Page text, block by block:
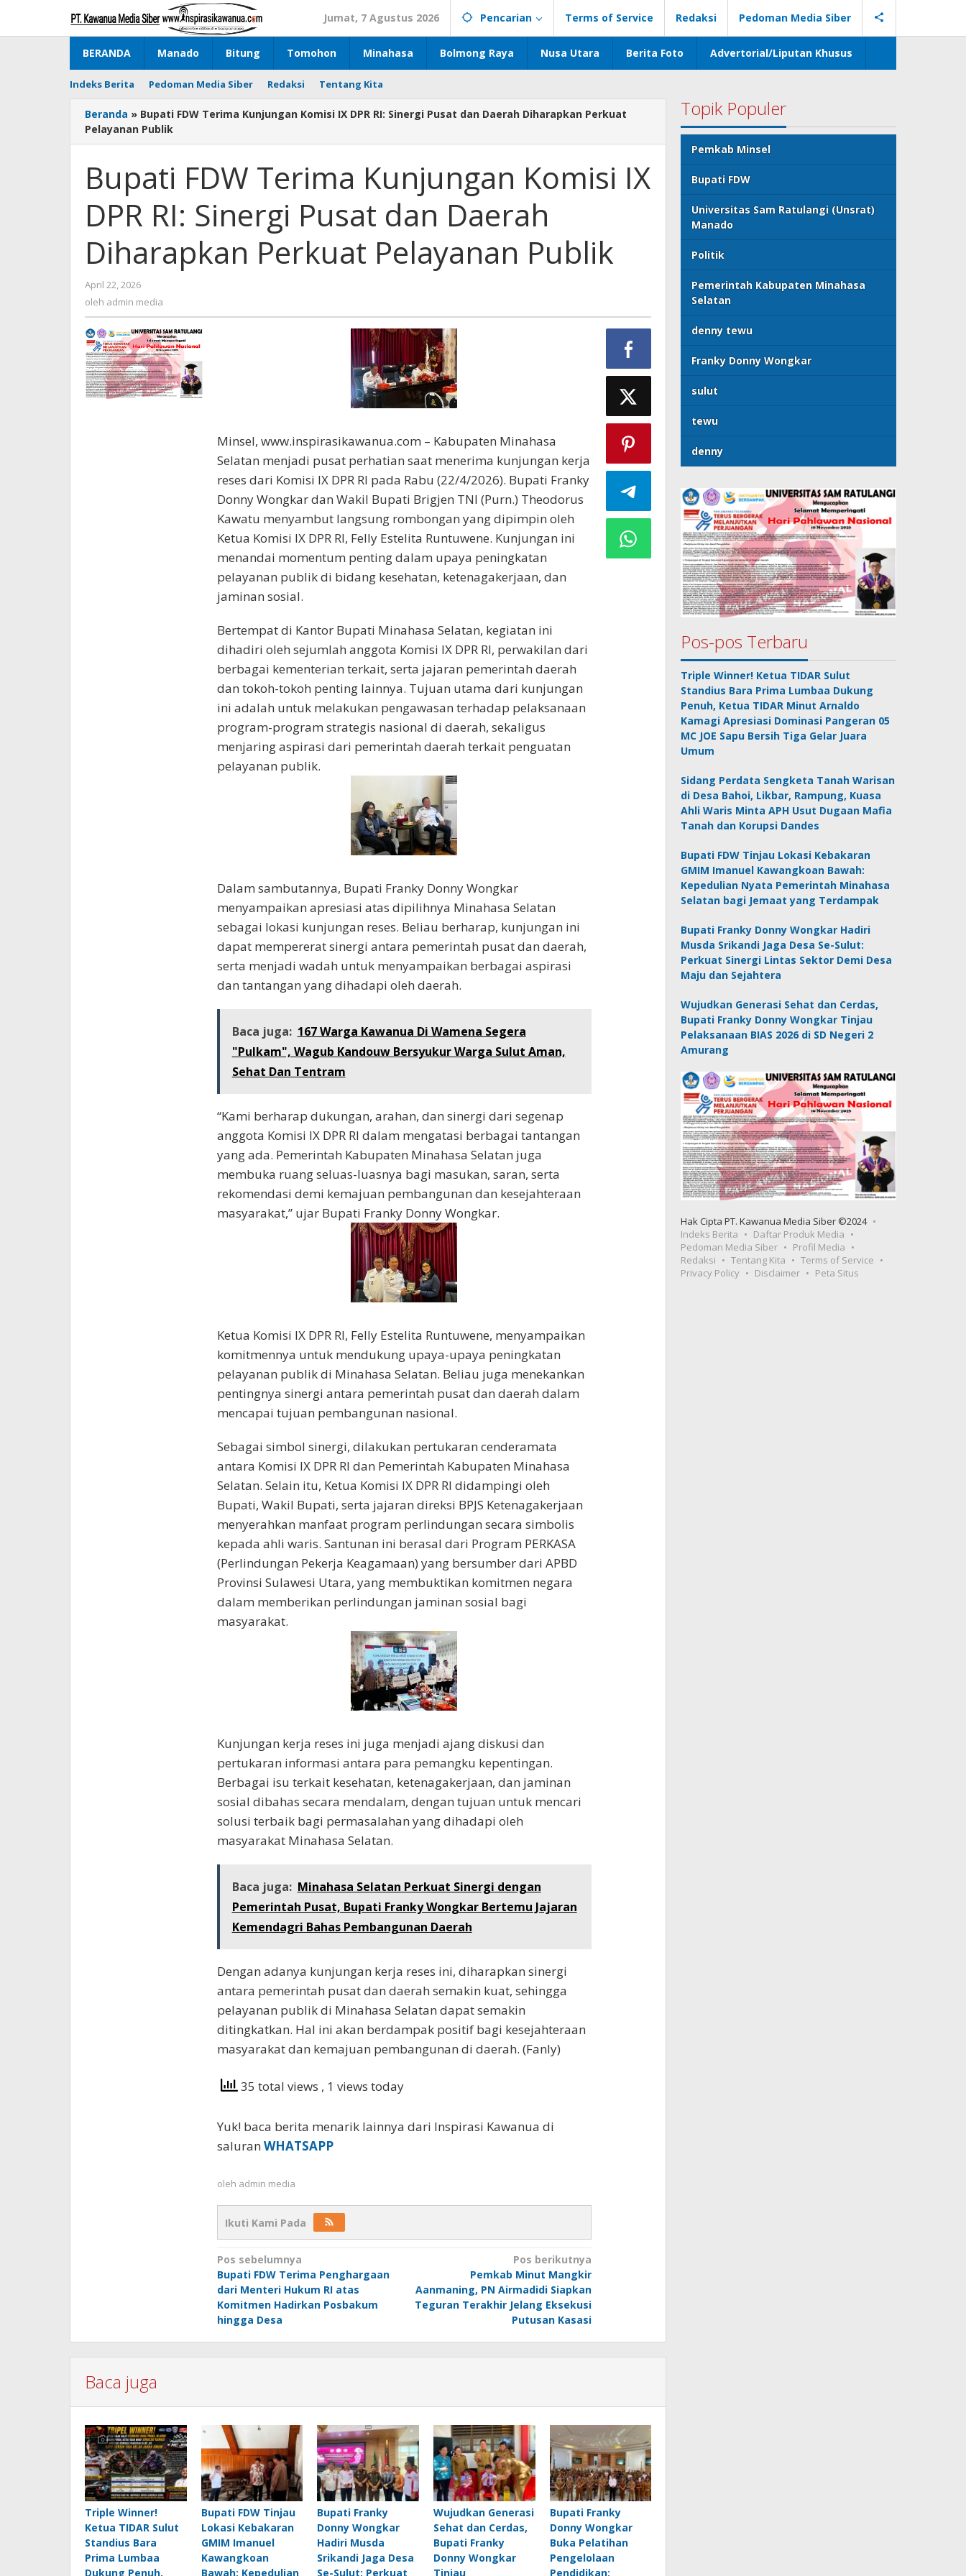
konten
Jumat, 7 Agustus 2026 Pencarian Terms of Service Redaksi Pedoman Media Siber
BERANDA Manado Bitung Tomohon Minahasa Bolmong Raya Nusa Utara Berita Foto Advertorial/Liputan Khusus
Indeks Berita Pedoman Media Siber Redaksi Tentang Kita
Beranda » Bupati FDW Terima Kunjungan Komisi IX DPR RI: Sinergi Pusat dan Daerah Diharapkan Perkuat
Pelayanan Publik
Bupati FDW Terima Kunjungan Komisi IX
DPR RI: Sinergi Pusat dan Daerah
Diharapkan Perkuat Pelayanan Publik
April 22, 2026
admin
oleh admin media
Minsel, www.inspirasikawanua.com – Kabupaten Minahasa
Selatan menjadi pusat perhatian saat menerima kunjungan kerja
reses dari Komisi IX DPR RI pada Rabu (22/4/2026). Bupati Franky
Donny Wongkar dan Wakil Bupati Brigjen TNI (Purn.) Theodorus
Kawatu menyambut langsung rombongan yang dipimpin oleh
Ketua Komisi IX DPR RI, Felly Estelita Runtuwene. Kunjungan ini
menandai momentum penting dalam upaya peningkatan
pelayanan publik di bidang kesehatan, ketenagakerjaan, dan
jaminan sosial.
Bertempat di Kantor Bupati Minahasa Selatan, kegiatan ini
dihadiri oleh sejumlah anggota Komisi IX DPR RI, perwakilan dari
berbagai kementerian terkait, serta jajaran pemerintah daerah
dan tokoh-tokoh penting lainnya. Tujuan utama dari kunjungan
ini adalah untuk melakukan pengawasan terhadap pelaksanaan
program-program strategis nasional di daerah, sekaligus
menjaring aspirasi dari pemerintah daerah terkait penguatan
pelayanan publik.
Dalam sambutannya, Bupati Franky Donny Wongkar
menyampaikan apresiasi atas dipilihnya Minahasa Selatan
sebagai lokasi kunjungan reses. Beliau berharap, kunjungan ini
dapat mempererat sinergi antara pemerintah pusat dan daerah,
serta menjadi wadah untuk menyampaikan berbagai aspirasi
dan tantangan yang dihadapi oleh daerah.
Baca juga: 167 Warga Kawanua Di Wamena Segera
"Pulkam", Wagub Kandouw Bersyukur Warga Sulut Aman,
Sehat Dan Tentram
“Kami berharap dukungan, arahan, dan sinergi dari segenap
anggota Komisi IX DPR RI dalam mengatasi berbagai tantangan
yang ada. Pemerintah Kabupaten Minahasa Selatan juga
membuka ruang seluas-luasnya bagi masukan, saran, serta
rekomendasi demi kemajuan pembangunan dan kesejahteraan
masyarakat,” ujar Bupati Franky Donny Wongkar.
Ketua Komisi IX DPR RI, Felly Estelita Runtuwene, menyampaikan
komitmennya untuk mendukung upaya-upaya peningkatan
pelayanan publik di Minahasa Selatan. Beliau juga menekankan
pentingnya sinergi antara pemerintah pusat dan daerah dalam
mencapai tujuan pembangunan nasional.
Sebagai simbol sinergi, dilakukan pertukaran cenderamata
antara Komisi IX DPR RI dan Pemerintah Kabupaten Minahasa
Selatan. Selain itu, Ketua Komisi IX DPR RI didampingi oleh
Bupati, Wakil Bupati, serta jajaran direksi BPJS Ketenagakerjaan
menyerahkan manfaat program perlindungan secara simbolis
kepada ahli waris. Santunan ini berasal dari Program PERKASA
(Perlindungan Pekerja Keagamaan) yang bersumber dari APBD
Provinsi Sulawesi Utara, yang membuktikan komitmen negara
dalam memberikan perlindungan jaminan sosial bagi
masyarakat.
Kunjungan kerja reses ini juga menjadi ajang diskusi dan
pertukaran informasi antara para pemangku kepentingan.
Berbagai isu terkait kesehatan, ketenagakerjaan, dan jaminan
sosial dibahas secara mendalam, dengan tujuan untuk mencari
solusi terbaik bagi permasalahan yang dihadapi oleh
masyarakat Minahasa Selatan.
Baca juga: Minahasa Selatan Perkuat Sinergi dengan
Pemerintah Pusat, Bupati Franky Wongkar Bertemu Jajaran
Kemendagri Bahas Pembangunan Daerah
Dengan adanya kunjungan kerja reses ini, diharapkan sinergi
antara pemerintah pusat dan daerah semakin kuat, sehingga
pelayanan publik di Minahasa Selatan dapat semakin
ditingkatkan. Hal ini akan berdampak positif bagi kesejahteraan
masyarakat dan kemajuan pembangunan di daerah. (Fanly)
35 total views , 1 views today
Yuk! baca berita menarik lainnya dari Inspirasi Kawanua di
saluran WHATSAPP
oleh admin media
Ikuti Kami Pada
Navigasi
pos
Pos sebelumnya
Bupati FDW Terima Penghargaan
dari Menteri Hukum RI atas
Komitmen Hadirkan Posbakum
hingga Desa
Pos berikutnya
Pemkab Minut Mangkir
Aanmaning, PN Airmadidi Siapkan
Teguran Terakhir Jelang Eksekusi
Putusan Kasasi
Baca juga
Triple Winner!
Ketua TIDAR Sulut
Standius Bara
Prima Lumbaa
Dukung Penuh,
Bupati FDW Tinjau
Lokasi Kebakaran
GMIM Imanuel
Kawangkoan
Bawah: Kepedulian
Bupati Franky
Donny Wongkar
Hadiri Musda
Srikandi Jaga Desa
Se-Sulut: Perkuat
Wujudkan Generasi
Sehat dan Cerdas,
Bupati Franky
Donny Wongkar
Tinjau
Bupati Franky
Donny Wongkar
Buka Pelatihan
Pengelolaan
Pendidikan:
Topik Populer
Pemkab Minsel
Bupati FDW
Universitas Sam Ratulangi (Unsrat)
Manado
Politik
Pemerintah Kabupaten Minahasa
Selatan
denny tewu
Franky Donny Wongkar
sulut
tewu
denny
Pos-pos Terbaru
Triple Winner! Ketua TIDAR Sulut
Standius Bara Prima Lumbaa Dukung
Penuh, Ketua TIDAR Minut Arnaldo
Kamagi Apresiasi Dominasi Pangeran 05
MC JOE Sapu Bersih Tiga Gelar Juara
Umum
Sidang Perdata Sengketa Tanah Warisan
di Desa Bahoi, Likbar, Rampung, Kuasa
Ahli Waris Minta APH Usut Dugaan Mafia
Tanah dan Korupsi Dandes
Bupati FDW Tinjau Lokasi Kebakaran
GMIM Imanuel Kawangkoan Bawah:
Kepedulian Nyata Pemerintah Minahasa
Selatan bagi Jemaat yang Terdampak
Bupati Franky Donny Wongkar Hadiri
Musda Srikandi Jaga Desa Se-Sulut:
Perkuat Sinergi Lintas Sektor Demi Desa
Maju dan Sejahtera
Wujudkan Generasi Sehat dan Cerdas,
Bupati Franky Donny Wongkar Tinjau
Pelaksanaan BIAS 2026 di SD Negeri 2
Amurang
Hak Cipta PT. Kawanua Media Siber ©2024
Indeks Berita
Daftar Produk Media
Pedoman Media Siber
Profil Media
Redaksi
Tentang Kita
Terms of Service
Privacy Policy
Disclaimer Peta Situs